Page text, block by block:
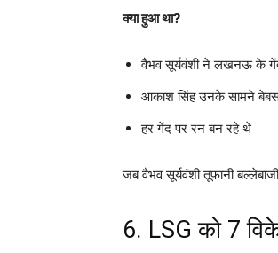
क्या हुआ था?
वैभव सूर्यवंशी ने लखनऊ के
आकाश सिंह उनके सामने
हर गेंद पर रन बन रहे थे
जब वैभव सूर्यवंशी तूफानी
6. LSG को 7